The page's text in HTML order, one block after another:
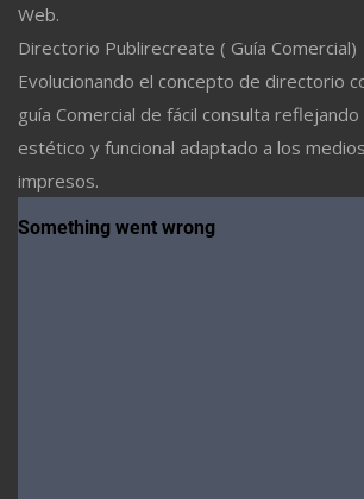
Web.
Directorio Publirecreate ( Guía Comercial)
Evolucionando el concepto de directorio
guía Comercial de fácil consulta
estético y funcional adaptado a los
impresos.